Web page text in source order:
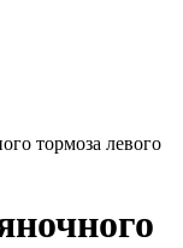
тормоза левого